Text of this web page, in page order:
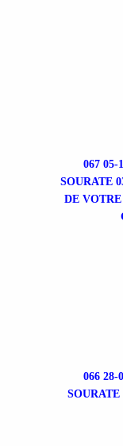
067 05-
SOURATE
DE
066 28-